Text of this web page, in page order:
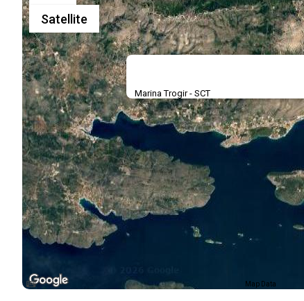
Marina Trogir - SCT
Satellite
Map Data